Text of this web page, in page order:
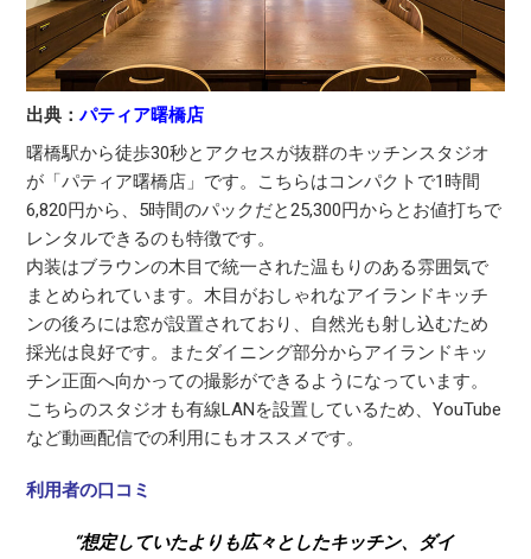
出典：パティア曙橋店
曙橋駅から徒歩30秒とアクセスが抜群のキッチンスタジオ
が「パティア曙橋店」です。こちらはコンパクトで1時間
6,820円から、5時間のパックだと25,300円からとお値打ちで
レンタルできるのも特徴です。
内装はブラウンの木目で統一された温もりのある雰囲気で
まとめられています。木目がおしゃれなアイランドキッチ
ンの後ろには窓が設置されており、自然光も射し込むため
採光は良好です。またダイニング部分からアイランドキッ
チン正面へ向かっての撮影ができるようになっています。
こちらのスタジオも有線LANを設置しているため、YouTube
など動画配信での利用にもオススメです。
利用者の口コミ
“想定していたよりも広々としたキッチン、ダイ